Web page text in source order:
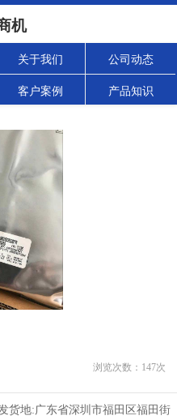
机
关于我们 公司动态
客户案例 产品知识
浏览次数： 147次
货地:广东省深圳市福田区福田街